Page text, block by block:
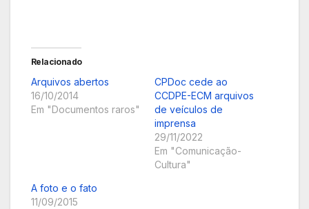
Relacionado
Arquivos abertos
16/10/2014
Em "Documentos raros"
CPDoc cede ao
CCDPE-ECM arquivos
de veículos de
imprensa
29/11/2022
Em "Comunicação-
Cultura"
A foto e o fato
11/09/2015